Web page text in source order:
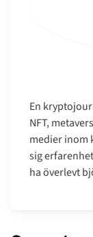
En
NFT,
medier inom
sig
ha överlevt